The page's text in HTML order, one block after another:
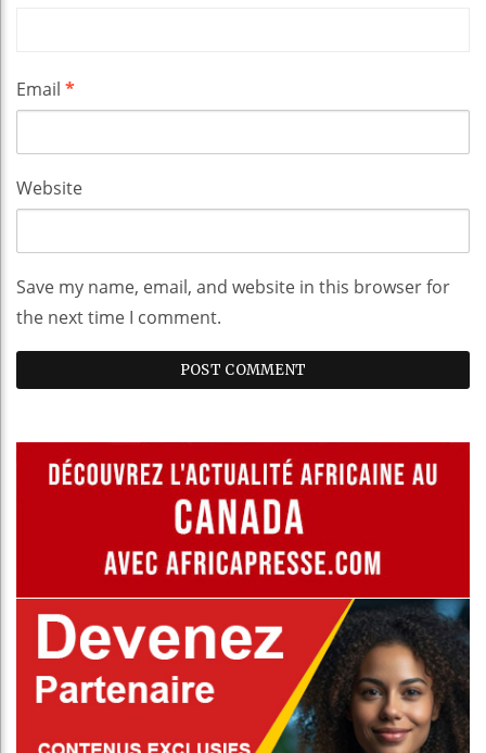
Email *
Website
Save my name, email, and website in this browser for
the next time I comment.